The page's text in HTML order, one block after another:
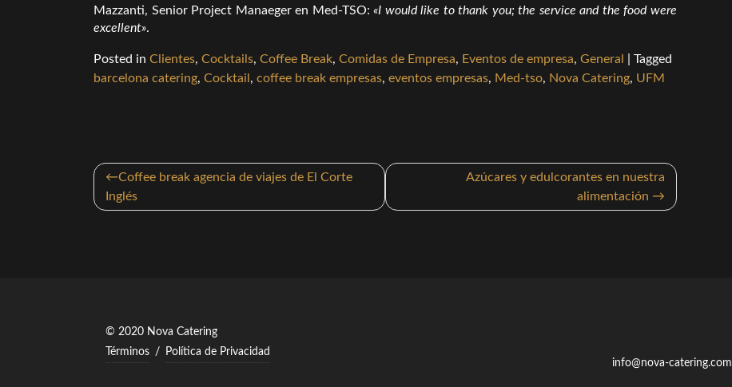
Mazzanti, Senior Project Manaeger en Med-TSO:«I would like to thank you; the service and the food were
excellent».
Posted in Clientes, Cocktails, Coffee Break, Comidas de Empresa, Eventos de empresa, General
Tagged
barcelona catering, Cocktail , coffee break empresas, eventos empresas, Med-tso, Nova Catering, UFM
Navegación
de
entradas
Coffee break agencia de viajes de El Corte
Inglés
Azúcares y edulcorantes en nuestra
alimentación
© 2020 Nova Catering
Términos /
Política de Privacidad
info@nova-catering.com